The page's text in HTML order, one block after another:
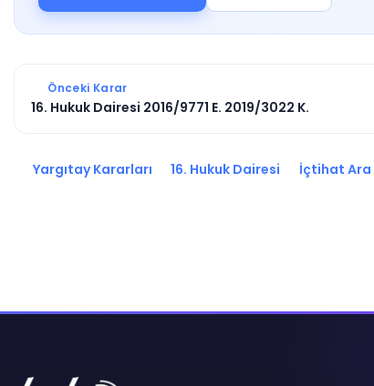
Önceki Karar
16. Hukuk Dairesi 2016/9771 E. 2019/3022 K.
Yargıtay Kararları 16. Hukuk Dairesi İçtihat Ara